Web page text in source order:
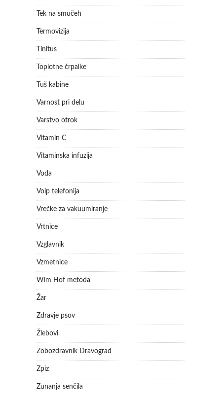
Tek na smučeh
Termovizija
Tinitus
Toplotne črpalke
Tuš kabine
Varnost pri delu
Varstvo otrok
Vitamin C
Vitaminska infuzija
Voda
Voip telefonija
Vrečke za vakuumiranje
Vrtnice
Vzglavnik
Vzmetnice
Wim Hof metoda
Žar
Zdravje psov
Žlebovi
Zobozdravnik Dravograd
Zpiz
Zunanja senčila